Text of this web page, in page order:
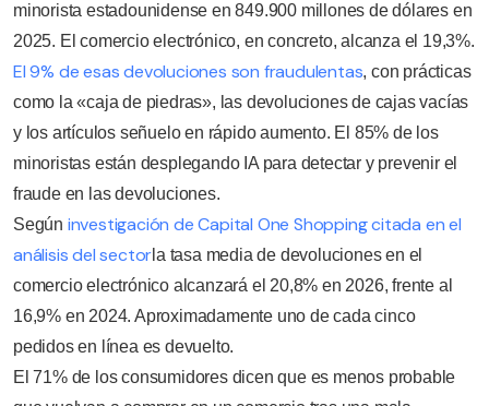
minorista estadounidense en 849.900 millones de dólares en
2025. El comercio electrónico, en concreto, alcanza el 19,3%.
El 9% de esas devoluciones son fraudulentas, con prácticas
como la «caja de piedras», las devoluciones de cajas vacías
y los artículos señuelo en rápido aumento. El 85% de los
minoristas están desplegando IA para detectar y prevenir el
fraude en las devoluciones.
Según investigación de Capital One Shopping citada en el
análisis del sector la tasa media de devoluciones en el
comercio electrónico alcanzará el 20,8% en 2026, frente al
16,9% en 2024. Aproximadamente uno de cada cinco
pedidos en línea es devuelto.
El 71% de los consumidores dicen que es menos probable